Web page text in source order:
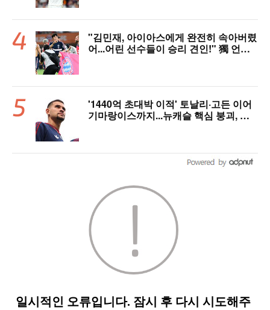
"김민재, 아이아스에게 완전히 속아버렸
어...어린 선수들이 승리 견인!" 獨 언론,
'1440억 초대박 이적' 토날리·고든 이어
기마랑이스까지...뉴캐슬 핵심 붕괴, 아